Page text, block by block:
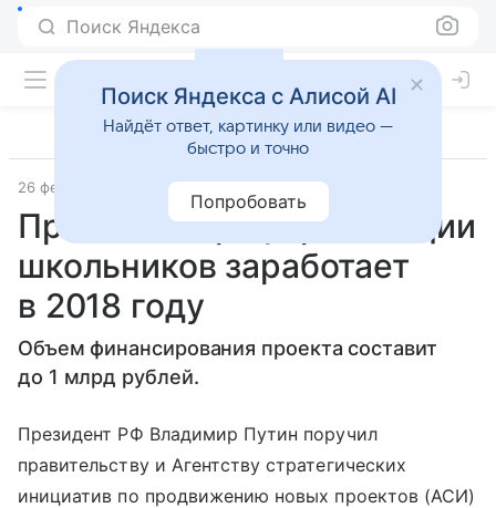
Поиск Яндекса
26 февраля 2018 ТАСС
Проект по профориентации
школьников заработает
в 2018 году
Объем финансирования проекта составит
до 1 млрд рублей.
Президент РФ Владимир Путин поручил
правительству и Агентству стратегических
инициатив по продвижению новых проектов (АСИ)
Поиск Яндекса с Алисой AI
Найдёт ответ, картинку или видео —
быстро и точно
Попробовать